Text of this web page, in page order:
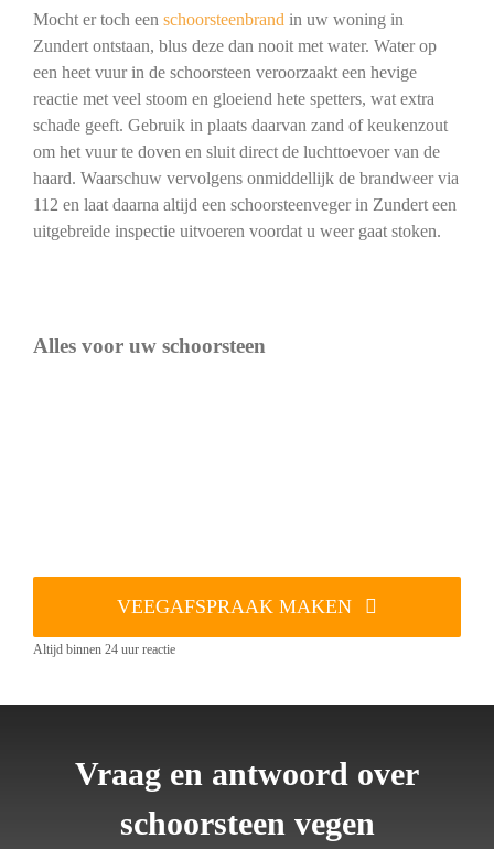
Mocht er toch een schoorsteenbrand in uw woning in
Zundert ontstaan, blus deze dan nooit met water. Water op
een heet vuur in de schoorsteen veroorzaakt een hevige
reactie met veel stoom en gloeiend hete spetters, wat extra
schade geeft. Gebruik in plaats daarvan zand of keukenzout
om het vuur te doven en sluit direct de luchttoevoer van de
haard. Waarschuw vervolgens onmiddellijk de brandweer via
112 en laat daarna altijd een schoorsteenveger in Zundert een
uitgebreide inspectie uitvoeren voordat u weer gaat stoken.
Alles voor uw schoorsteen
VEEGAFSPRAAK MAKEN
Altijd binnen 24 uur reactie
Vraag en antwoord over
schoorsteen vegen